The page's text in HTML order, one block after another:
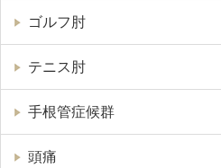
ゴルフ肘
テニス肘
手根管症候群
頭痛